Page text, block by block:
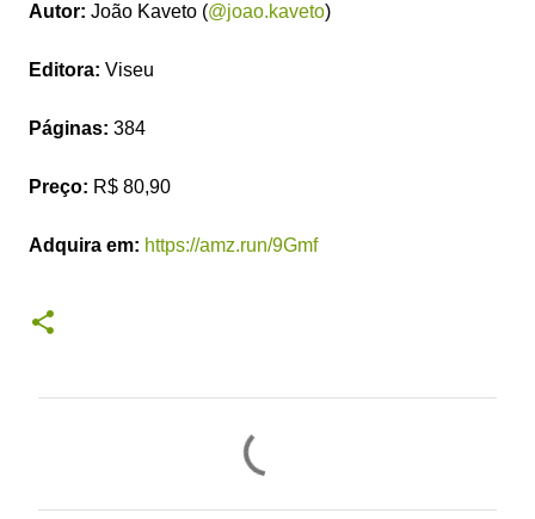
Autor: João Kaveto (@joao.kaveto)
Editora: Viseu
Páginas: 384
Preço: R$ 80,90
Adquira em: https://amz.run/9Gmf